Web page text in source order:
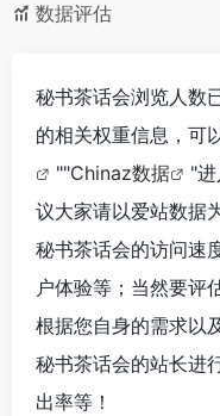
数据评估
秘书茶话会浏览人数
的相关权重信息，可
""Chinaz数据
"
议大家请以爱站数据
秘书茶话会的访问速
户体验等；当然要评
根据您自身的需求以
秘书茶话会的站长进
出率等！